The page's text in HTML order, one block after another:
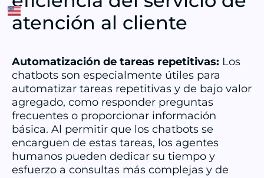
atención al cliente
Automatización de tareas repetitivas: Los
chatbots son especialmente útiles para
automatizar tareas repetitivas y de bajo valor
agregado, como responder preguntas
frecuentes o proporcionar información
básica. Al permitir que los chatbots se
encarguen de estas tareas, los agentes
humanos pueden dedicar su tiempo y
esfuerzo a consultas más complejas y de